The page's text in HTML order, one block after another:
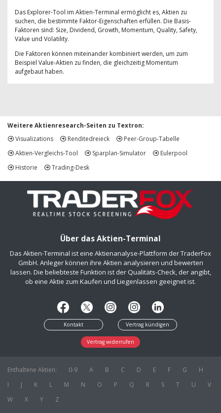
Das Explorer-Tool im Aktien-Terminal ermöglicht es, Aktien zu
suchen, die bestimmte Faktor-Eigenschaften erfüllen. Die Basis-
Faktoren sind: Size, Dividend, Growth, Momentum, Quality, Safety,
Value und Volatility.
Die Faktoren können miteinander kombiniert werden, um zum
Beispiel Value-Aktien zu finden, die gleichzeitig Momentum
aufgebaut haben.
Weitere Aktienresearch-Seiten zu Textron:
Visualizations
Renditedreieck
Peer-Group-Tabelle
Aktien-Vergleichs-Tool
Sparplan-Simulator
Eulerpool
Historie
Trading-Desk
Über das Aktien-Terminal
Das Aktien-Terminal ist eine Aktienanalyse-Plattform der TraderFox
GmbH. Anleger können ihre Aktien analysieren und bewerten
lassen. Die beliebteste Funktion ist der Qualitäts-Check, der angibt,
ob eine Aktie zum Kaufen und Liegenlassen geeignet ist.
Kontakt Vertrag kündigen
Vertrag widerrufen
Enthaltene Aktien: 0-9 A B C D E F G
H
I
J K L M N O P Q R S T U
V
W
X Y Z